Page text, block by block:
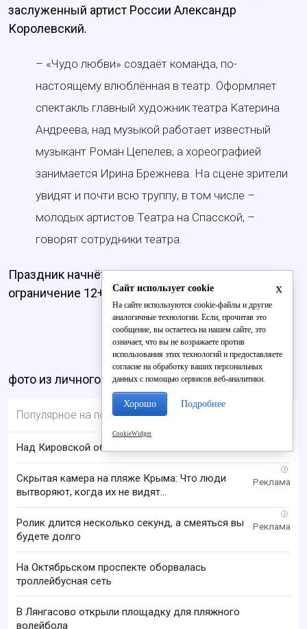
заслуженный артист России Александр
Королевский.
– «Чудо любви» создаёт команда, по-
настоящему влюблённая в театр. Оформляет
спектакль главный художник театра Катерина
Андреева, над музыкой работает известный
музыкант Роман Цепелев, а хореографией
занимается Ирина Брежнева. На сцене зрители
увидят и почти всю труппу, в том числе –
молодых артистов Театра на Спасской, –
говорят сотрудники театра.
Праздник начнётся в 16.00. Возрастное
ограничение 12+
фото из личного архива актрисы
Популярное на портале
Над Кировской областью сбили БПЛА
i
Скрытая камера на пляже Крыма: Что люди
вытворяют, когда их не видят...
i
Ролик длится несколько секунд, а смеяться вы
будете долго
На Октябрьском проспекте оборвалась
троллейбусная сеть
В Лянгасово открыли площадку для пляжного
волейбола
x
Сайт использует cookie
На сайте используются cookie-файлы и другие
аналогичные технологии. Если, прочитав это
сообщение, вы остаетесь на нашем сайте, это
означает, что вы не возражаете против
использования этих технологий и предоставляете
согласие на обработку ваших персональных
данных с помощью сервисов веб-аналитики.
Хорошо Подробнее
CookieWidget